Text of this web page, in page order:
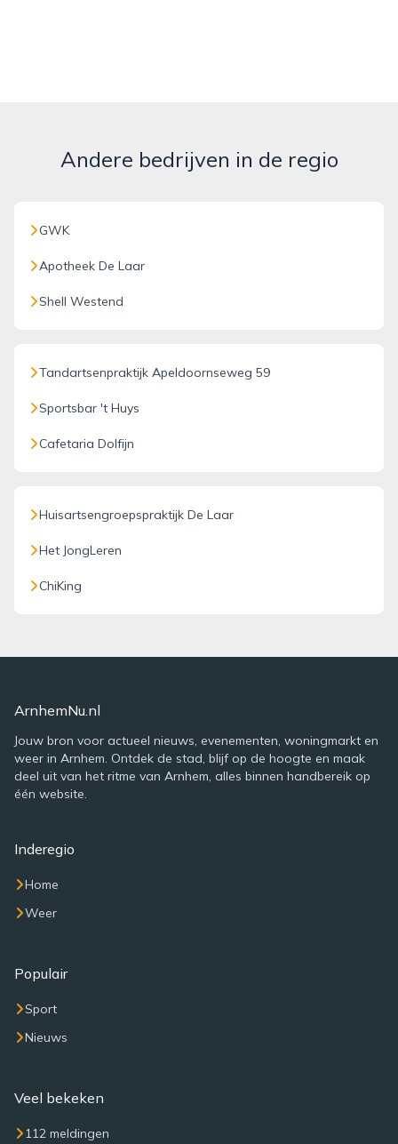
Andere bedrijven in de regio
GWK
Apotheek De Laar
Shell Westend
Tandartsenpraktijk Apeldoornseweg 59
Sportsbar 't Huys
Cafetaria Dolfijn
Huisartsengroepspraktijk De Laar
Het JongLeren
ChiKing
ArnhemNu.nl
Jouw bron voor actueel nieuws, evenementen, woningmarkt en
weer in Arnhem. Ontdek de stad, blijf op de hoogte en maak
deel uit van het ritme van Arnhem, alles binnen handbereik op
één website.
Inderegio
Home
Weer
Populair
Sport
Nieuws
Veel bekeken
112 meldingen